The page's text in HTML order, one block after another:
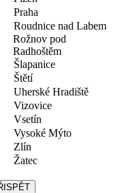
Praha
Roudnice nad Labem
Rožnov pod
Radhoštěm
Šlapanice
Štětí
Uherské Hradiště
Vizovice
Vsetín
Vysoké Mýto
Zlín
Žatec